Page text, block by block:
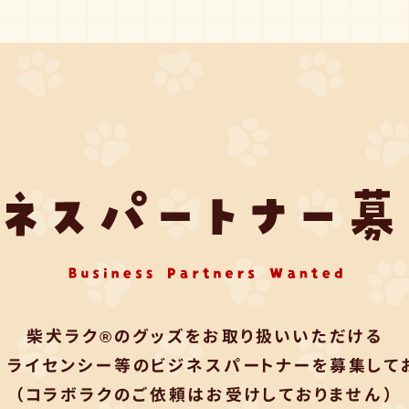
柴犬ラク®のグッズをお取り扱いいただける
イセンシー等のビジネスパートナーを募集して
（コラボラクのご依頼はお受けしておりません）